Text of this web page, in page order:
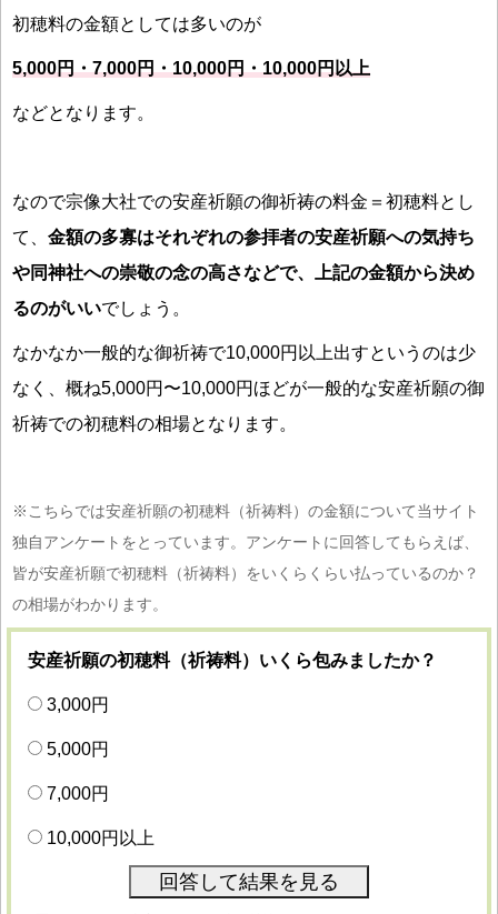
初穂料の金額としては多いのが
5,000円・7,000円・10,000円・10,000円以上
などとなります。
なので宗像大社での安産祈願の御祈祷の料金＝初穂料とし
て、 金額の多寡はそれぞれの参拝者の安産祈願への気持ち
や同神社への崇敬の念の高さなどで、上記の金額から決め
るのがいいでしょう。
なかなか一般的な御祈祷で10,000円以上出すというのは少
なく、概ね5,000円〜10,000円ほどが一般的な安産祈願の御
祈祷での初穂料の相場となります。
※こちらでは安産祈願の初穂料（祈祷料）の金額について当サイト
独自アンケートをとっています。アンケートに回答してもらえば、
皆が安産祈願で初穂料（祈祷料）をいくらくらい払っているのか？
の相場がわかります。
安産祈願の初穂料（祈祷料）いくら包みましたか？
3,000円
5,000円
7,000円
10,000円以上